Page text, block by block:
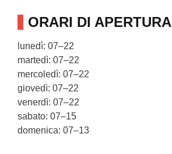
ORARI DI APERTURA
lunedì: 07–22
martedì: 07–22
mercoledì: 07–22
giovedì: 07–22
venerdì: 07–22
sabato: 07–15
domenica: 07–13